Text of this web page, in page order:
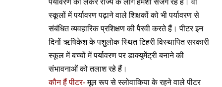
पर्यावरण को लेकर राज्य के लोग हमेशा सजग रहे हैं। वो
स्कूलों में पर्यावरण पढ़ाने वाले शिक्षकों को भी पर्यावरण से
संबंधित व्यवहारिक प्रशिक्षण की पैरवी करते हैं। पीटर इन
दिनों ऋषिकेश के पशुलोक स्थित टिहरी विस्थापित सरकारी
स्कूल में बच्चों में पर्यावरण पर डाक्यूमेंट्री बनाने की
संभावनाओं को तलाश रहे हैं।
कौन हैं पीटर-मूल रूप से स्लोवाकिया के रहने वाले पीटर